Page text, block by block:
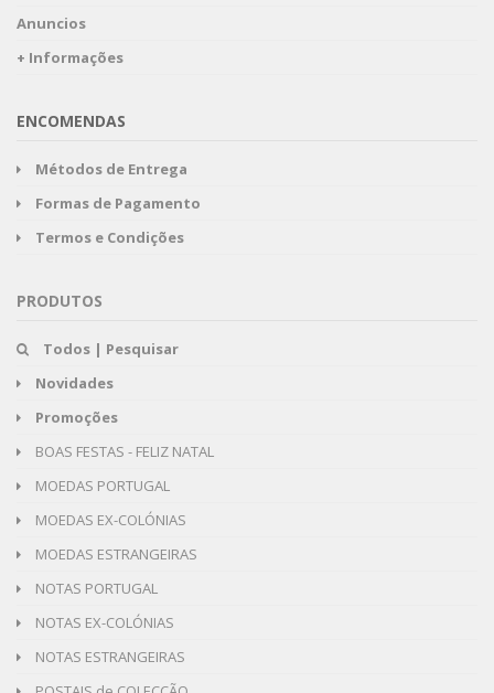
Anuncios
+ Informações
ENCOMENDAS
Métodos de Entrega
Formas de Pagamento
Termos e Condições
PRODUTOS
Todos | Pesquisar
Novidades
Promoções
BOAS FESTAS - FELIZ NATAL
MOEDAS PORTUGAL
MOEDAS EX-COLÓNIAS
MOEDAS ESTRANGEIRAS
NOTAS PORTUGAL
NOTAS EX-COLÓNIAS
NOTAS ESTRANGEIRAS